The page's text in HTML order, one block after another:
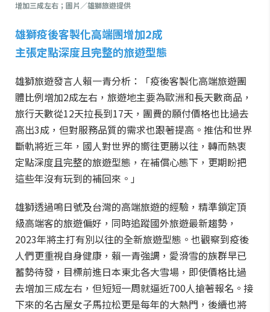
增加三成左右；圖片／雄獅旅遊提供
雄獅疫後客製化高端團增加2成
主張定點深度且完整的旅遊型態
雄獅旅遊發言人賴一青分析：「疫後客製化高端旅遊團
體比例增加2成左右，旅遊地主要為歐洲和長天數商品，
旅行天數從12天拉長到17天，團費的願付價格也比過去
高出3成，但對服務品質的需求也跟著提高。推估和世界
斷軌將近三年，國人對世界的嚮往更勝以往，轉而熱衷
定點深度且完整的旅遊型態，在補償心態下，更期盼把
這些年沒有玩到的補回來。」
雄獅透過鳴日號及台灣的高端旅遊的經驗，精準鎖定頂
級高端客的旅遊偏好，同時追蹤國外旅遊最新趨勢，
2023年將主打有別以往的全新旅遊型態。也觀察到疫後
人們更重視自身健康，賴一青強調，愛滑雪的族群早已
蓄勢待發，目標前進日本東北各大雪場，即使價格比過
去增加三成左右，但短短一周就逼近700人搶著報名。接
下來的名古屋女子馬拉松更是每年的大熱門，後續也將